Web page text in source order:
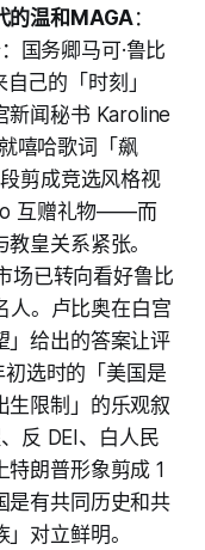
的温和MAGA：
国务卿马可·鲁比
己的「时刻」
闻秘书 Karoline
嘻哈歌词「飙
剪成竞选风格视
互赠礼物——而
皇关系紧张。
场已转向看好鲁比
人。卢比奥在白宫
」给出的答案让评
选时的「美国是
生限制」的乐观叙
反 DEI、白人民
特朗普形象剪成 1
是有共同历史和共
对立鲜明。